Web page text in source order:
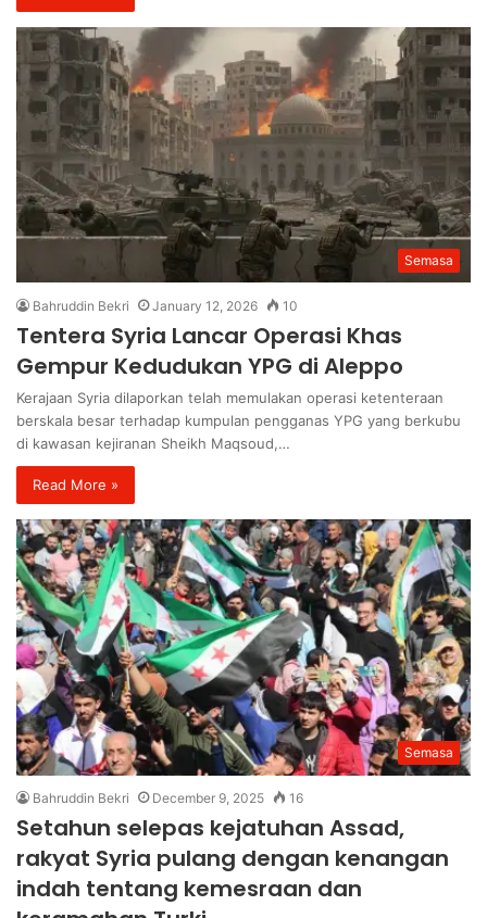
Semasa
Bahruddin Bekri January 12, 2026 10
Tentera Syria Lancar Operasi Khas
Gempur Kedudukan YPG di Aleppo
Kerajaan Syria dilaporkan telah memulakan operasi ketenteraan
berskala besar terhadap kumpulan pengganas YPG yang berkubu
di kawasan kejiranan Sheikh Maqsoud,…
Read More »
Semasa
Bahruddin Bekri December 9, 2025 16
Setahun selepas kejatuhan Assad,
rakyat Syria pulang dengan kenangan
indah tentang kemesraan dan